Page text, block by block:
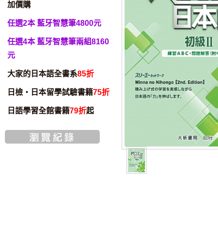
加價購
任選2本 藍牙智慧筆4800元
任選4本 藍牙智慧筆兩組8160
元
大家的日本語全書系85折
日檢・日本留學試驗書籍75折
日語學習全館書籍79折起